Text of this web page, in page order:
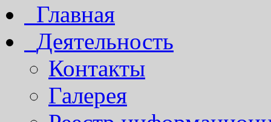
Главная
Деятельность
Контакты
Галерея